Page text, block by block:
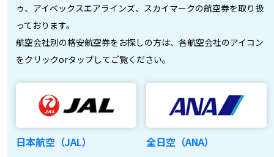
ゥ、アイベックスエアラインズ、スカイマークの航空券を取り扱
っております。
航空会社別の格安航空券をお探しの方は、各航空会社のアイコン
をクリックorタップしてご覧ください。
日本航空（JAL） 全日空（ANA）